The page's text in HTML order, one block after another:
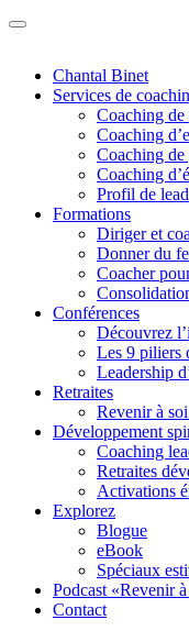
Chantal Binet
Services de
Coaching de
Coaching
Coaching de
Coaching
Profil de
Formations
Diriger et
Donner du
Coacher
Conférences
Découvrez
Les 9 piliers
Leadership
Retraites
Revenir à
Développement
Coaching
Retraites
Activations
Explorez
Blogue
eBook
Spéciaux
Podcast «Revenir
Contact